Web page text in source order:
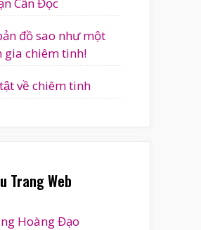
đồ sao như một
gia chiêm tinh!
về chiêm tinh
Trang Web
Hoàng Đạo